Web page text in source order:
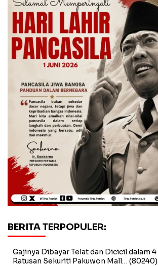
BERITA TERPOPULER:
Gajinya Dibayar Telat dan Dicicil dalam 4
Ratusan Sekuriti Pakuwon Mall… (80240)